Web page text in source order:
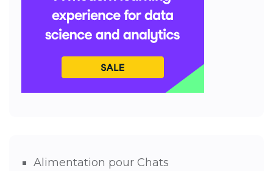
Alimentation pour Chats